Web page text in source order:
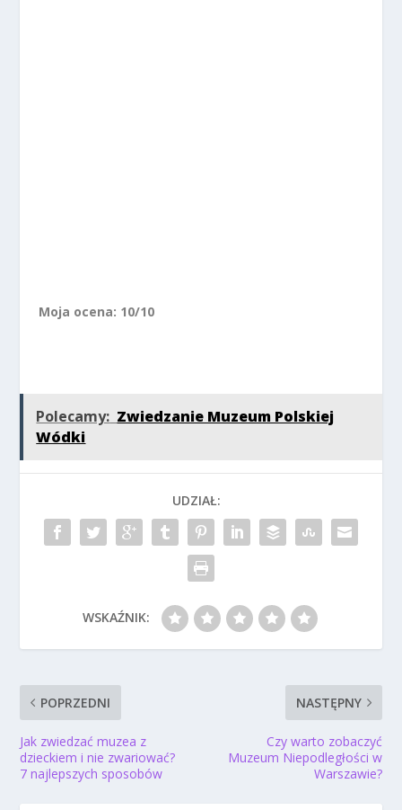
Moja ocena: 10/10
Polecamy: Zwiedzanie Muzeum Polskiej
Wódki
UDZIAŁ:
WSKAŹNIK:
POPRZEDNI
Jak zwiedzać muzea z
dzieckiem i nie zwariować?
7 najlepszych sposobów
NASTĘPNY
Czy warto zobaczyć
Muzeum Niepodległości w
Warszawie?